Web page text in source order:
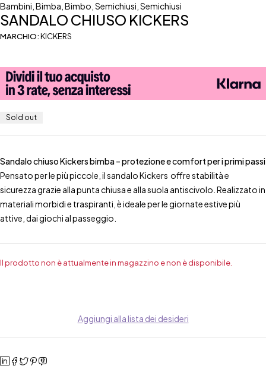
Bambini Bimba Bimbo Semichiusi Semichiusi
SANDALO CHIUSO KICKERS
MARCHIO:KICKERS
Sold out
Sandalo chiuso Kickers bimba – protezione e comfort per i primi passi
Pensato per le più piccole, il sandalo Kickers offre stabilità e
sicurezza grazie alla punta chiusa e alla suola antiscivolo. Realizzato in
materiali morbidi e traspiranti, è ideale per le giornate estive più
attive, dai giochi al passeggio.
Il prodotto non è attualmente in magazzino e non è disponibile.
Aggiungi alla lista dei desideri